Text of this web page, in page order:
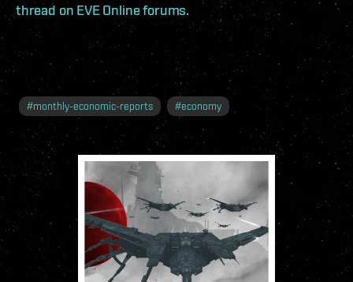
thread on EVE Online forums.
#monthly-economic-reports #economy